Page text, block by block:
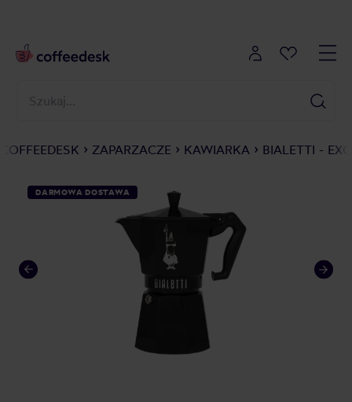
COFFEEDESK ZAPARZACZE KAWIARKA BIALETTI -
DARMOWA DOSTAWA